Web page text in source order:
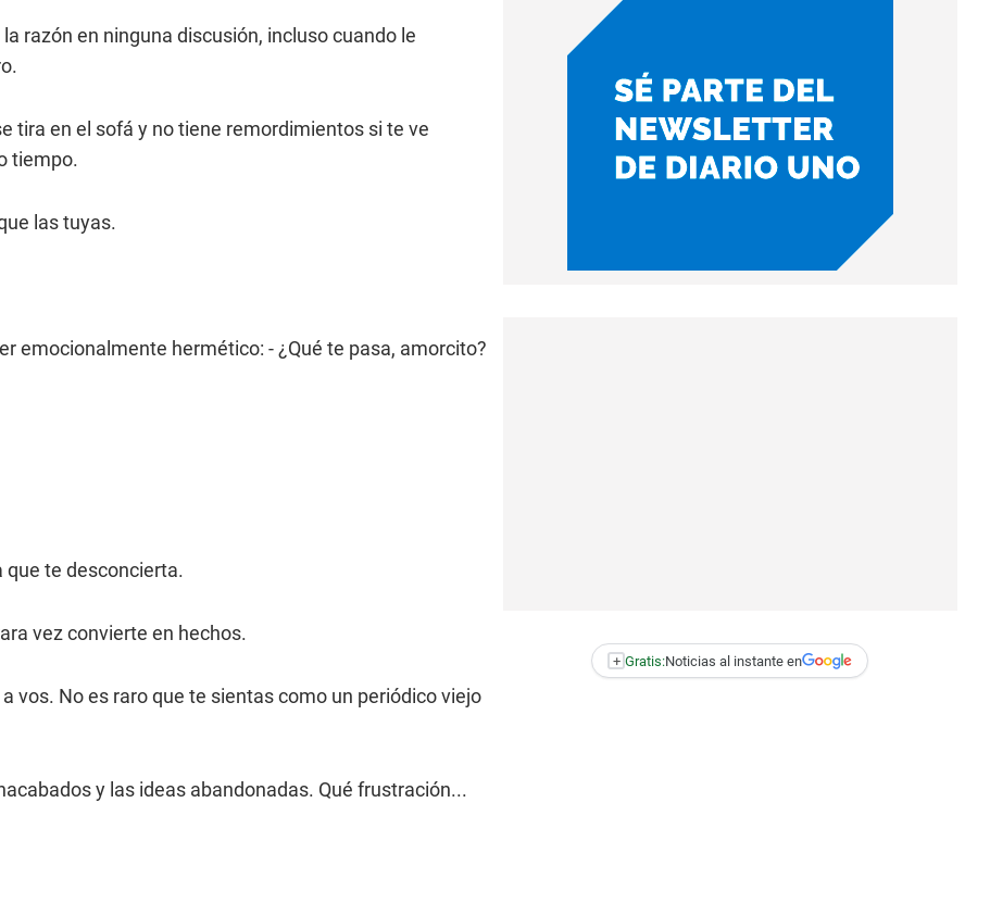
razón en ninguna discusión, incluso cuando le
tira en el sofá y no tiene remordimientos si te ve
tiempo.
las tuyas.
emocionalmente hermético: - ¿Qué te pasa, amorcito?
que te desconcierta.
vez convierte en hechos.
vos. No es raro que te sientas como un periódico viejo
y las ideas abandonadas. Qué frustración...
+ Gratis:Noticias al instante en